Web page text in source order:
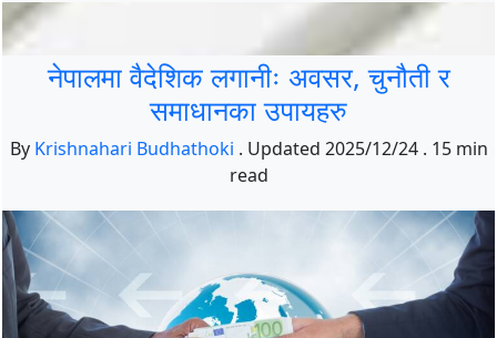
नेपालमा वैदेशिक लगानीः अवसर, चुनौती र
समाधानका उपायहरु
By Krishnahari Budhathoki . Updated 2025/12/24. 15 min
read